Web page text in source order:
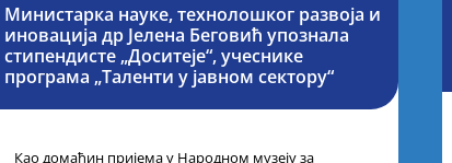
Министарка науке, технолошког развоја и
иновација др Јелена Беговић упознала
стипендисте „Доситеје“, учеснике
програма „Таленти у јавном сектору“
Као домаћин пријема у Народном музеју за